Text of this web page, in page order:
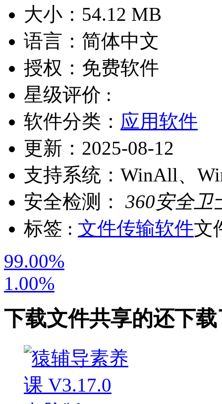
大小： 54.12 MB
语言： 简体中文
授权： 免费软件
星级评价 :
软件分类： 应用软件
更新： 2025-08-12
支持系统： WinAll、
安全检测：
360安全卫
标签 : 文件传输软件文
99.00%
1.00%
下载文件共享的还下载